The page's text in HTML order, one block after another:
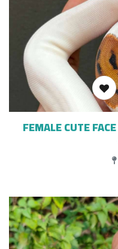
FEMALE CUTE